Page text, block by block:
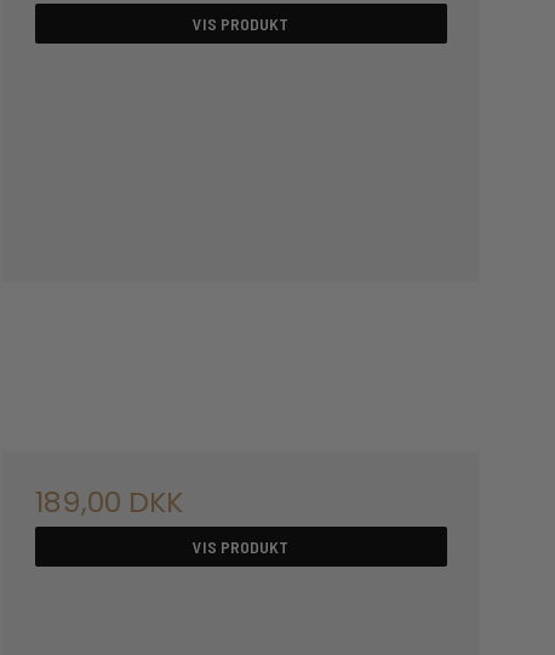
VIS PRODUKT
189,00 DKK
VIS PRODUKT